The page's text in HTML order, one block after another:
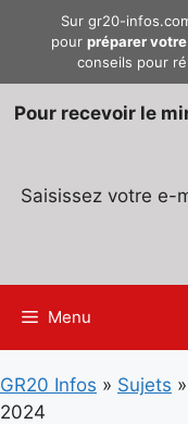
Sur gr20-
pour préparer votre
conseils pour
Pour recevoir le
Saisissez votre e-
Menu
GR20 Infos » Sujets »
2024